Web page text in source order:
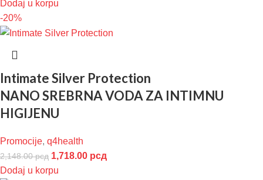
Dodaj u korpu
-20%
Intimate Silver Protection
NANO SREBRNA VODA ZA INTIMNU
HIGIJENU
Promocije, q4health
2,148.00рсд 1,718.00 рсд
Dodaj u korpu